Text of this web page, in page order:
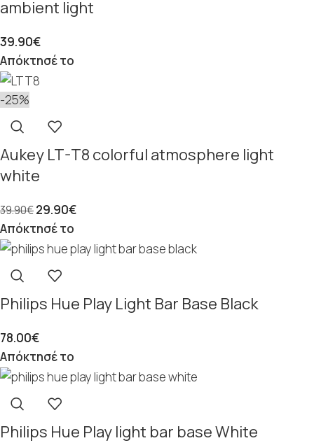
ambient light
39.90€
Απόκτησέ το
-25%
Aukey LT-T8 colorful atmosphere light
white
39.90€29.90€
Απόκτησέ το
Philips Hue Play Light Bar Base Black
78.00€
Απόκτησέ το
Philips Hue Play light bar base White